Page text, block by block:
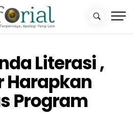
Literasi ,
Harapkan
Program